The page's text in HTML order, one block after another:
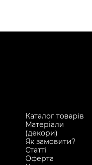
Каталог товарів
Матеріали
(декори)
Як замовити?
Статті
Оферта